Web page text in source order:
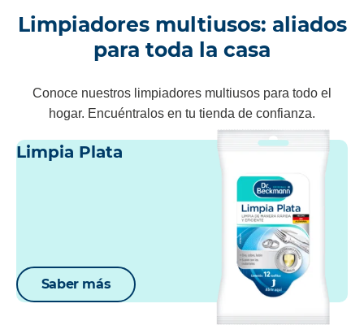
Limpiadores multiusos: aliados
para toda la casa
Conoce nuestros limpiadores multiusos para todo el
hogar. Encuéntralos en tu tienda de confianza.
Limpia Plata
Saber más